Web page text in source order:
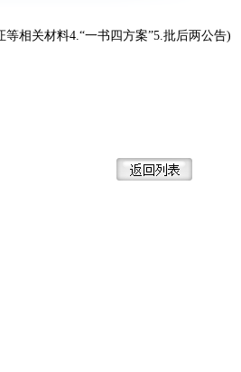
相关材料4.“一书四方案”5.批后两公告)